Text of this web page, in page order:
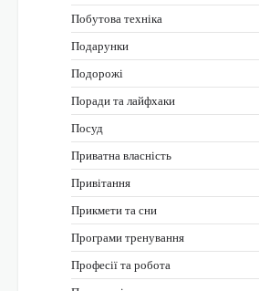
Побутова техніка
Подарунки
Подорожі
Поради та лайфхаки
Посуд
Приватна власність
Привітання
Прикмети та сни
Програми тренування
Професії та робота